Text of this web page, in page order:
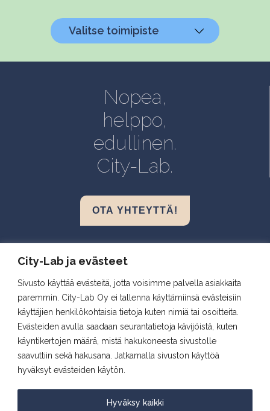
City-Lab ja evästeet
Sivusto käyttää evästeitä, jotta voisimme palvella asiakkaita
paremmin. City-Lab Oy ei tallenna käyttämiinsä evästeisiin
käyttäjien henkilökohtaisia tietoja kuten nimiä tai osoitteita.
Evästeiden avulla saadaan seurantatietoja kävijöistä, kuten
käyntikertojen määrä, mistä hakukoneesta sivustolle
saavuttiin sekä hakusana. Jatkamalla sivuston käyttöä
hyväksyt evästeiden käytön.
Hyväksy kaikki
Valitse toimipiste
Helsinki, Biokeskus 1
Kuopio, Snellmania
Oulu, Aapistie
Turku, BioCity
Nopea,
helppo,
edullinen.
City-Lab.
OTA YHTEYTTÄ!
Snellmania, Kuopio
Aapistie, Oulu
BioCity, Turku
Seuraa meitä